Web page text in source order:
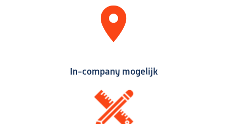
In-company mogelijk